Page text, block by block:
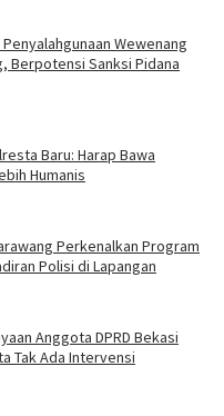
Wewenang
Berpotensi Sanksi Pidana
Baru: Harap Bawa
Humanis
Perkenalkan Program
Polisi di Lapangan
Anggota DPRD Bekasi
Tak Ada Intervensi